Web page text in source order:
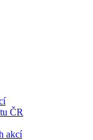
ČR
akcí